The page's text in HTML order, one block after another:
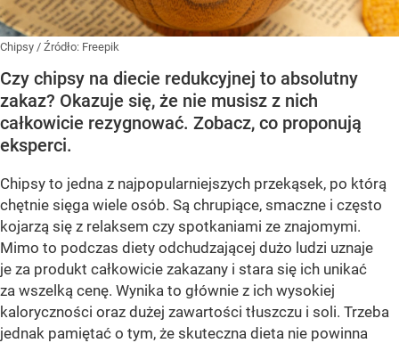
Chipsy / Źródło: Freepik
Czy chipsy na diecie redukcyjnej to absolutny
zakaz? Okazuje się, że nie musisz z nich
całkowicie rezygnować. Zobacz, co proponują
eksperci.
Chipsy to jedna z najpopularniejszych przekąsek, po którą
chętnie sięga wiele osób. Są chrupiące, smaczne i często
kojarzą się z relaksem czy spotkaniami ze znajomymi.
Mimo to podczas diety odchudzającej dużo ludzi uznaje
je za produkt całkowicie zakazany i stara się ich unikać
za wszelką cenę. Wynika to głównie z ich wysokiej
kaloryczności oraz dużej zawartości tłuszczu i soli. Trzeba
jednak pamiętać o tym, że skuteczna dieta nie powinna